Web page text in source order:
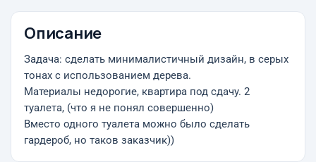
Описание
Задача: сделать минималистичный дизайн, в серых
тонах с использованием дерева.
Материалы недорогие, квартира под сдачу. 2
туалета, (что я не понял совершенно)
Вместо одного туалета можно было сделать
гардероб, но таков заказчик))